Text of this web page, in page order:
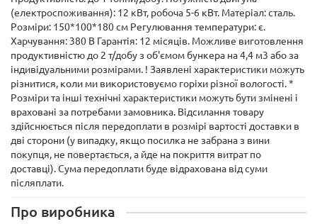
(електроспоживання): 12 кВт, робоча 5-6 кВт. Матеріал: сталь.
Розміри: 150*100*180 см Регулювання температури: є.
Харчування: 380 В Гарантія: 12 місяців. Можливе виготовлення
продуктивністю до 2 т/добу з об'ємом бункера на 4,4 м3 або за
індивідуальними розмірами. ! Заявлені характеристики можуть
різнитися, коли ми використовуємо горіхи різної вологості. *
Розміри та інші технічні характеристики можуть бути змінені і
враховані за потребами замовника. Відсилання товару
здійснюється після передоплати в розмірі вартості доставки в
дві сторони (у випадку, якщо посилка не забрана з вини
покупця, не повертається, а йде на покриття витрат по
доставці). Сума передоплати буде відрахована від суми
післяплати.
Про виробника